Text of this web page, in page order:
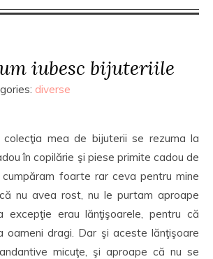
iubesc bijuteriile
diverse
mea de bijuterii se rezuma la
în copilărie şi piese primite cadou de
cumpăram foarte rar ceva pentru mine
nu avea rost, nu le purtam aproape
excepţie erau lănţişoarele, pentru că
oameni dragi. Dar şi aceste lănţişoare
micuţe, şi aproape că nu se